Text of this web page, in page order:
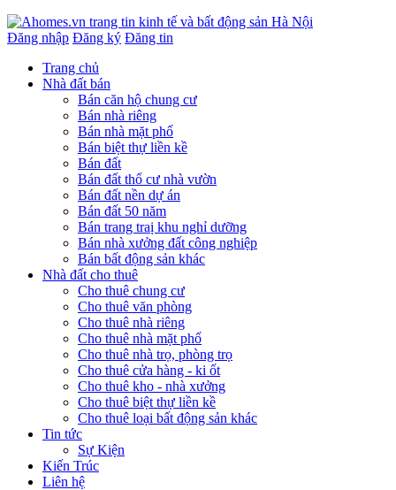
Đăng nhập Đăng ký Đăng tin
Trang chủ
Nhà đất bán
Bán căn hộ chung cư
Bán nhà riêng
Bán nhà mặt phố
Bán biệt thự liền kề
Bán đất
Bán đất thổ cư nhà vườn
Bán đất nền dự án
Bán đất 50 năm
Bán trang traị khu nghỉ dưỡng
Bán nhà xưởng đất công nghiệp
Bán bất động sản khác
Nhà đất cho thuê
Cho thuê chung cư
Cho thuê văn phòng
Cho thuê nhà riêng
Cho thuê nhà mặt phố
Cho thuê nhà trọ, phòng trọ
Cho thuê cửa hàng - ki ốt
Cho thuê kho - nhà xưởng
Cho thuê biệt thự liền kề
Cho thuê loại bất động sản khác
Tin tức
Sự Kiện
Kiến Trúc
Liên hệ